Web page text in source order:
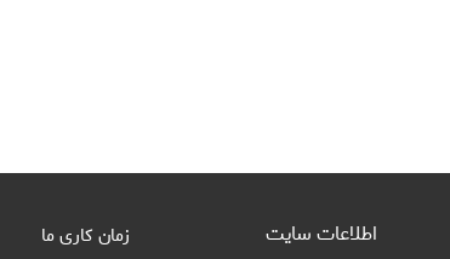
اطلاعات سایت زمان کاری ما